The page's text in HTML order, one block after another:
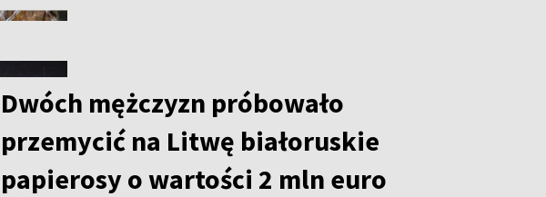
Dwóch mężczyzn próbowało
przemycić na Litwę białoruskie
papierosy o wartości 2 mln euro